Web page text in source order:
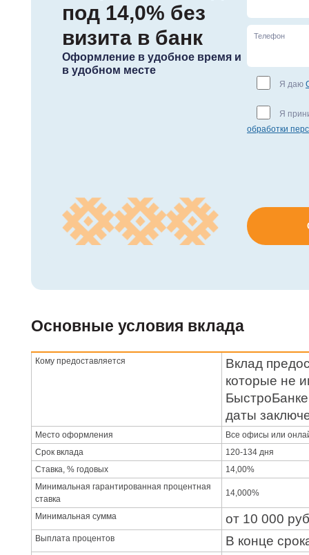
под 14,0% без
визита в банк
Оформление в удобное время и
в удобном месте
Основные условия вклада
Кому предоставляется
Вклад
которые не
даты
Место оформления
Все офисы или
Срок вклада
120-134 дня
Ставка, % годовых
14,00%
Минимальная гарантированная процентная
ставка
14,000%
Минимальная сумма от 10 000
Выплата процентов В конце